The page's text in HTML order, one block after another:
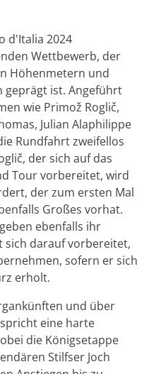
d'Italia 2024
Wettbewerb, der
Höhenmetern und
geprägt ist. Angeführt
wie Primož Roglič,
Julian Alaphilippe
Rundfahrt zweifellos
der sich auf das
Tour vorbereitet, wird
der zum ersten Mal
Großes vorhat.
ebenfalls ihr
sich darauf vorbereitet,
sofern er sich
erholt.
und über
eine harte
die Königsetappe
Stilfser Joch